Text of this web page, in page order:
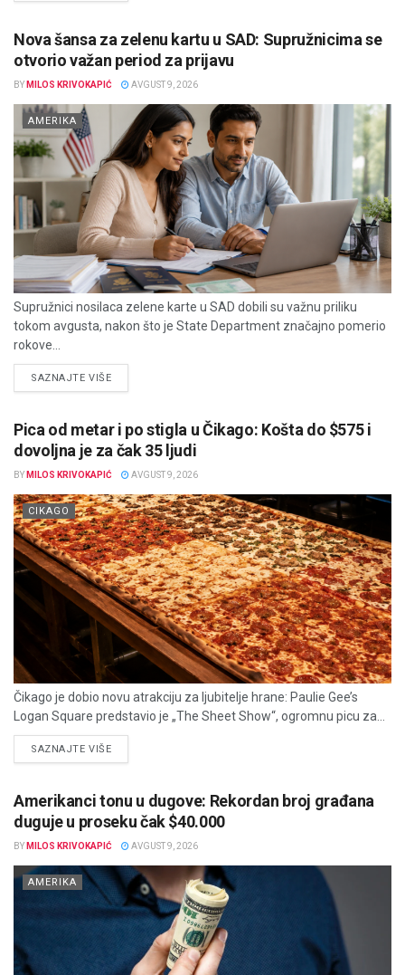
Nova šansa za zelenu kartu u SAD: Supružnicima se
otvorio važan period za prijavu
BY MILOS KRIVOKAPIĆ AVGUST 9, 2026
AMERIKA
Supružnici nosilaca zelene karte u SAD dobili su važnu priliku
tokom avgusta, nakon što je State Department značajno pomerio
rokove...
SAZNAJTE VIŠEDETAILS
Pica od metar i po stigla u Čikago: Košta do $575 i
dovoljna je za čak 35 ljudi
BY MILOS KRIVOKAPIĆ AVGUST 9, 2026
CIKAGO
Čikago je dobio novu atrakciju za ljubitelje hrane: Paulie Gee’s
Logan Square predstavio je „The Sheet Show“, ogromnu picu za...
SAZNAJTE VIŠEDETAILS
Amerikanci tonu u dugove: Rekordan broj građana
duguje u proseku čak $40.000
BY MILOS KRIVOKAPIĆ AVGUST 9, 2026
AMERIKA